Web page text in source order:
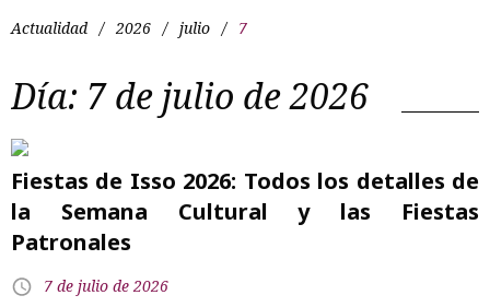
Actualidad / 2026 / julio / 7
Día: 7 de julio de 2026
Fiestas de Isso 2026: Todos los detalles de
la Semana Cultural y las Fiestas
Patronales
7 de julio de 2026